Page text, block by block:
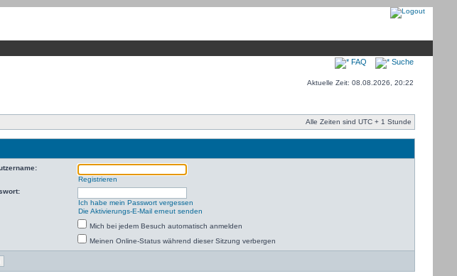
FAQ Suche
Aktuelle Zeit: 08.08.2026, 20:22
Alle Zeiten sind UTC + 1 Stunde
Registrieren
Ich habe mein Passwort vergessen
Die Aktivierungs-E-Mail erneut senden
Mich bei jedem Besuch automatisch anmelden
Meinen Online-Status während dieser Sitzung verbergen